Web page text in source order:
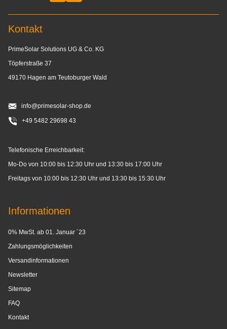
Kontakt
PrimeSolar Solutions UG & Co. KG
Töpferstraße 37
49170 Hagen am Teutoburger Wald
info@primesolar-shop.de
+49 5482 29698 43
Telefonische Erreichbarkeit:
Mo-Do von 10:00 bis 12:30 Uhr und 13:30 bis 17:00 Uhr
Freitags von 10:00 bis 12:30 Uhr und 13:30 bis 15:30 Uhr
Informationen
0% MwSt. ab 01. Januar ´23
Zahlungsmöglichkeiten
Versandinformationen
Newsletter
Sitemap
FAQ
Kontakt